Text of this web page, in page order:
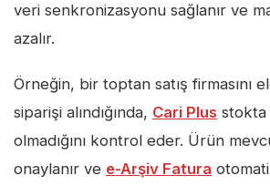
veri senkronizasyonu sağlanır ve
azalır.
Örneğin, bir toptan satış firmasını
siparişi alındığında, Cari Plus
olmadığını kontrol eder. Ürün
onaylanır ve e-Arşiv Fatura